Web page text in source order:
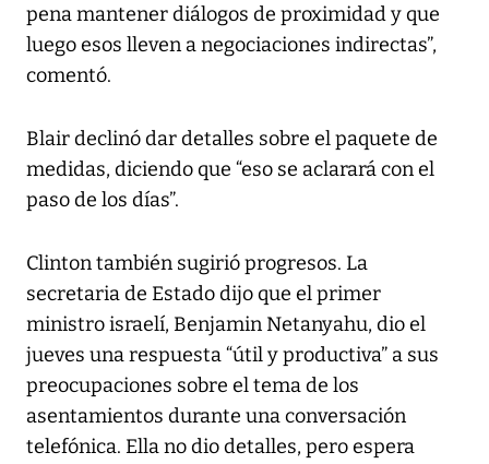
pena mantener diálogos de proximidad y que
luego esos lleven a negociaciones indirectas”,
comentó.
Blair declinó dar detalles sobre el paquete de
medidas, diciendo que “eso se aclarará con el
paso de los días”.
Clinton también sugirió progresos. La
secretaria de Estado dijo que el primer
ministro israelí, Benjamin Netanyahu, dio el
jueves una respuesta “útil y productiva” a sus
preocupaciones sobre el tema de los
asentamientos durante una conversación
telefónica. Ella no dio detalles, pero espera